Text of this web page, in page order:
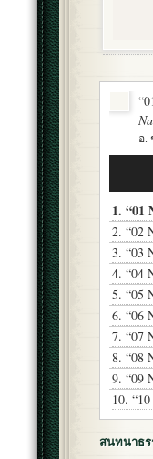
อ.
1. “01
2. “02
3. “03
4. “04
5. “05
6. “06
7. “07
8. “08
9. “09
10.
สนทนาธร